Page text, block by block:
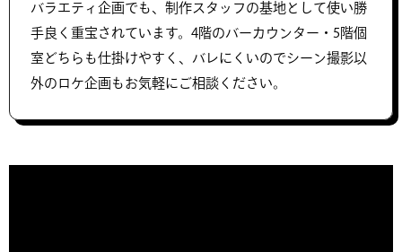
バラエティ企画でも、制作スタッフの基地として使い勝
手良く重宝されています。4階のバーカウンター・5階個
室どちらも仕掛けやすく、バレにくいのでシーン撮影以
外のロケ企画もお気軽にご相談ください。